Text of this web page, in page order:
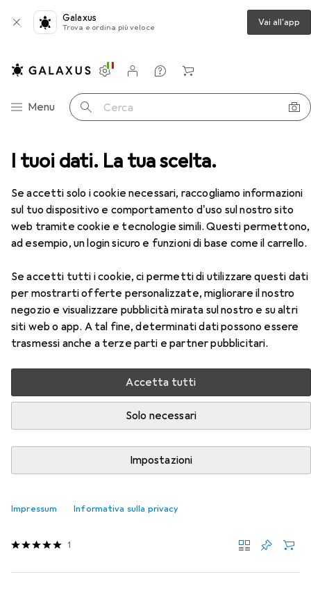
I tuoi dati. La tua scelta.
Se accetti solo i cookie necessari, raccogliamo informazioni
sul tuo dispositivo e comportamento d'uso sul nostro sito
web tramite cookie e tecnologie simili. Questi permettono,
ad esempio, un login sicuro e funzioni di base come il carrello.
Se accetti tutti i cookie, ci permetti di utilizzare questi dati
per mostrarti offerte personalizzate, migliorare il nostro
negozio e visualizzare pubblicità mirata sul nostro e su altri
siti web o app. A tal fine, determinati dati possono essere
trasmessi anche a terze parti e partner pubblicitari.
Accetta tutti
Solo necessari
Impostazioni
Impressum Informativa sulla privacy
Galaxus
Trova e ordina più veloce Vai all'app
Categoria Navigazione
Menu Cerca
Impostazioni
Conto cliente
Liste di confronto
Liste dei desideri
Carrello
+ esagonale Koken Terminali del fusibile della presa
KokenTerminali del fusibile della presa
46 mm
Accessori per Koken Terminali
del fusibile della presa
Qui trovi accessori adatti per il prodotto Koken Terminali
del fusibile della presa della categoria Chiave a bussola +
Chiave a bussola + esagonale
KokenChiave a brugola
1